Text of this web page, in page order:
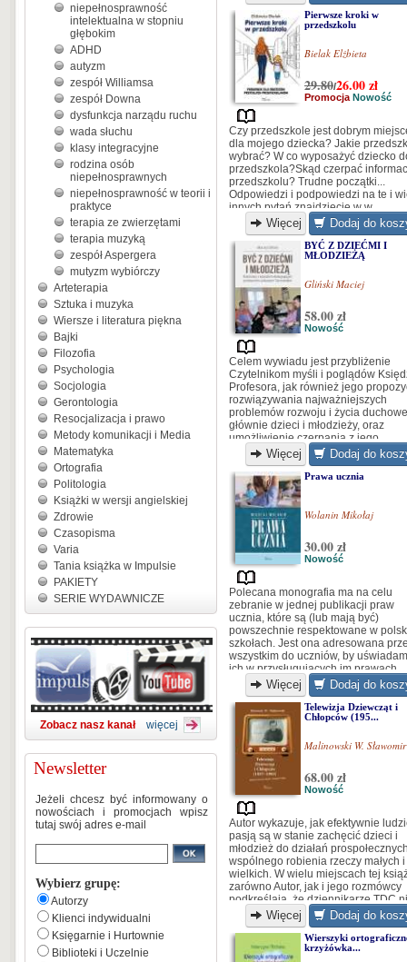
niepełnosprawność
intelektualna w stopniu
głębokim
ADHD
autyzm
zespół Williamsa
zespół Downa
dysfunkcja narządu ruchu
wada słuchu
klasy integracyjne
rodzina osób
niepełnosprawnych
niepełnosprawność w teorii i
praktyce
terapia ze zwierzętami
terapia muzyką
zespół Aspergera
mutyzm wybiórczy
Arteterapia
Sztuka i muzyka
Wiersze i literatura piękna
Bajki
Filozofia
Psychologia
Socjologia
Gerontologia
Resocjalizacja i prawo
Metody komunikacji i Media
Matematyka
Ortografia
Politologia
Książki w wersji angielskiej
Zdrowie
Czasopisma
Varia
Tania książka w Impulsie
PAKIETY
SERIE WYDAWNICZE
Zobacz nasz kanał więcej
Newsletter
Jeżeli chcesz być informowany o
nowościach i promocjach wpisz
tutaj swój adres e-mail
Wybierz grupę:
Autorzy
Klienci indywidualni
Księgarnie i Hurtownie
Biblioteki i Uczelnie
Pierwsze kroki w
przedszkolu
Bielak Elżbieta
29.80/26.00zł
Promocja Nowość
Czy przedszkole jest dobrym
dla mojego dziecka? Jakie
wybrać? W co wyposażyć dziecko
przedszkola?Skąd czerpać
przedszkolu? Trudne początki...
Odpowiedzi i podpowiedzi na te i
innych pytań znajdziecie w w
wyjątkowej publikacji Elżbiety
Więcej Dodaj do
BYĆ Z DZIEĆMI I
MŁODZIEŻĄ
Gliński Maciej
58.00 zł
Nowość
Celem wywiadu jest przybliżenie
Czytelnikom myśli i poglądów
Profesora, jak również jego
rozwiązywania najważniejszych
problemów rozwoju i życia
głównie dzieci i młodzieży, oraz
umożliwienie czerpania z jego
doświadczeń i olbrzymiego
Dla rodziców, nauczycieli i
wychowawców może to stanowić
zachętę i inspirację do dialogu z
młodymi oraz pogłębiania swej
Więcej Dodaj do
Prawa ucznia
Wolanin Mikołaj
30.00 zł
Nowość
Polecana monografia ma na celu
zebranie w jednej publikacji praw
ucznia, które są (lub mają być)
powszechnie respektowane w
szkołach. Jest ona adresowana
wszystkim do uczniów, by
ich w przysługujących im prawach.
Więcej Dodaj do
Telewizja Dziewcząt i
Chłopców (195...
Malinowski W. Sławomir
68.00 zł
Nowość
Autor wykazuje, jak efektywnie
pasją są w stanie zachęcić dzieci i
młodzież do działań
wspólnego robienia rzeczy małych i
wielkich. W wielu miejscach tej
zarówno Autor, jak i jego rozmówcy
podkreślają, że dziennikarze TDC
mówili do dzieci, lecz rozmawiali z
dziećmi... [...]
Więcej Dodaj do
Wierszyki
krzyżówka...